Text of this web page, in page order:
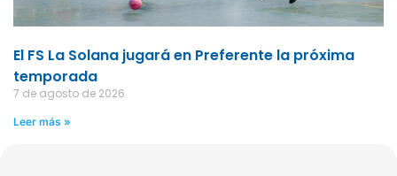
El FS La Solana jugará en Preferente la próxima
temporada
7 de agosto de 2026
Leer más »